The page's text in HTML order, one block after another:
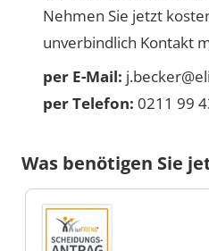
Nehmen Sie jetzt
unverbindlich Kontakt
per E-Mail:
per Telefon: 0211 99
Was benötigen Sie